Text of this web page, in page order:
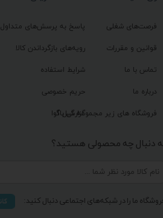
پاسخ به پرسش‌های متداول
رویه‌های بازگرداندن کالا
شرایط استفاده
حریم خصوصی
گزارش باگ
فرصت‌های شغلی
قوانین و مقررات
تماس با ما
درباره ما
فروشگاه های زیر مجموعه گیل آوا
دنبال چه محصولی هستید؟
ما را در شبکه‌های اجتماعی دنبال کنید: